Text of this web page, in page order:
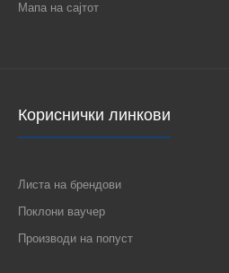
Мапа на сајтот
Кориснички линкови
Листа на брендови
Поклони ваучер
Производи на попуст